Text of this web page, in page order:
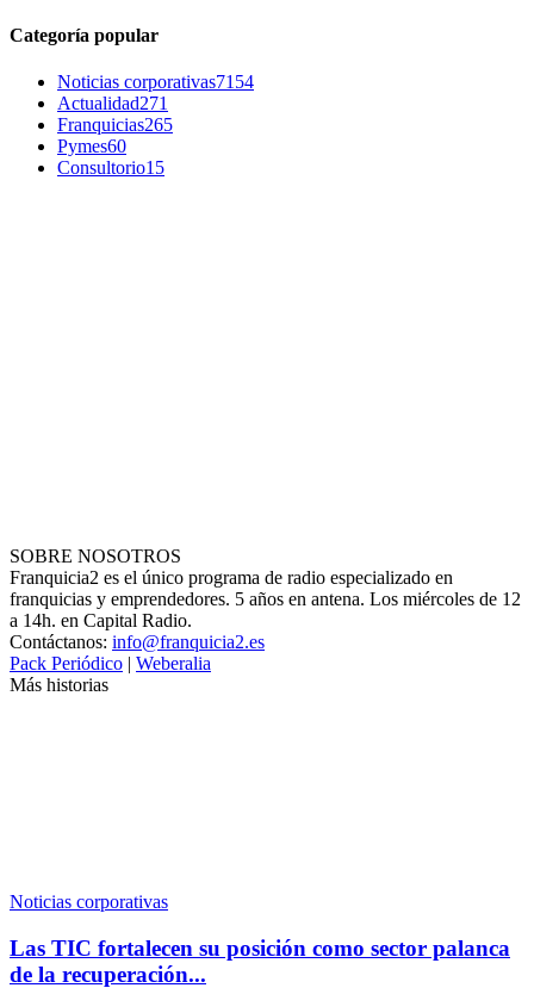
Categoría popular
Noticias corporativas7154
Actualidad271
Franquicias265
Pymes60
Consultorio15
SOBRE NOSOTROS
Franquicia2 es el único programa de radio especializado en
franquicias y emprendedores. 5 años en antena. Los miércoles de 12
a 14h. en Capital Radio.
Contáctanos: info@franquicia2.es
Pack Periódico | Weberalia
Más historias
Noticias corporativas
Las TIC fortalecen su posición como sector palanca
de la recuperación...